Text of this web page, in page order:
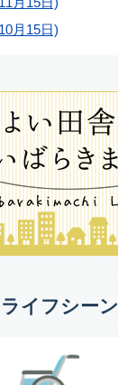
月15日)
ライフシーン